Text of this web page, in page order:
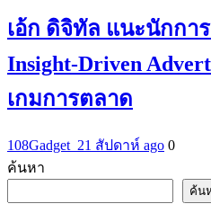
เอ้ก ดิจิทัล แนะนักกา
Insight-Driven
เกมการตลาด
108Gadget_21 สัปดาห์ ago 0
ค้นหา
ค้น